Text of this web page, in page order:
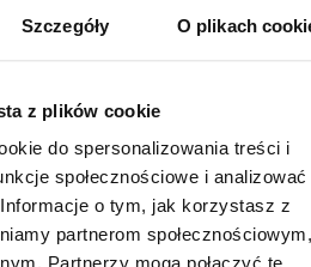
Szczegóły O plikach
z plików cookie
do spersonalizowania treści i
społecznościowe i analizować
o tym, jak korzystasz z
partnerom społecznościowym,
in direktem Verhältnis zum Eisengehalt